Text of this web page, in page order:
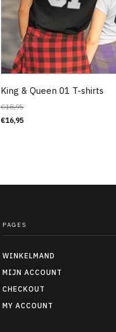
King & Queen 01 T-shirts
€18,95
€16,95
PAGES
WINKELMAND
MIJN ACCOUNT
CHECKOUT
MY ACCOUNT